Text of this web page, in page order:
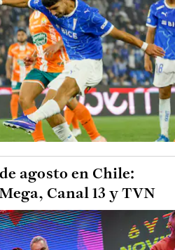
agosto en Chile:
Canal 13 y TVN